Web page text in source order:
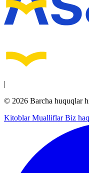
|
© 2026 Barcha huquqlar
KitoblarMualliflarBiz